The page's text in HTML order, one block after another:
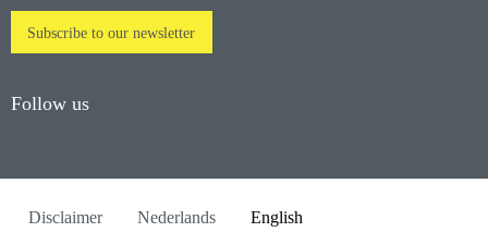
Subscribe to our newsletter
Follow us
Disclaimer Nederlands English